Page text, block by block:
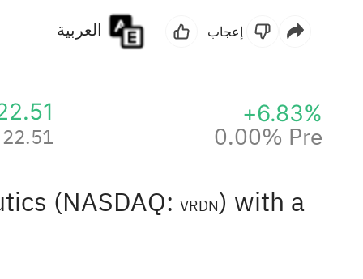
إعجاب
22.51
+6.83%
0.00% Pre
(NASDAQ: VRDN) with a